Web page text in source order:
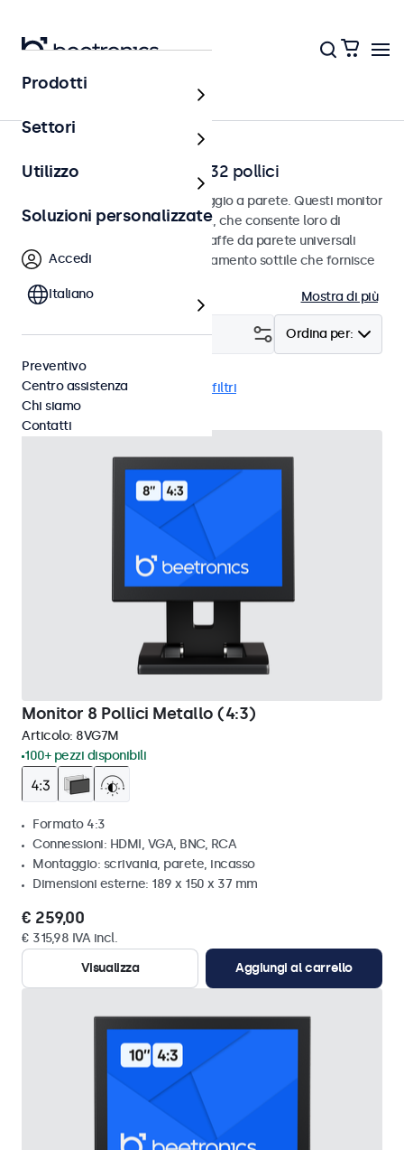
Home
Monitor a parete da 7 a 32 pollici
Monitor progettati per il montaggio a parete. Questi monitor
sono dotati di connessione VESA, che consente loro di
essere facilmente montati su staffe da parete universali
VESA. I monitor hanno un alloggiamento sottile che fornisce
Mostra di più
Ordina per:
Filtro (6)
Parete 4:3 / 5:4 Cancella i filtri
Monitor 8 Pollici Metallo (4:3)
Articolo: 8VG7M
100+ pezzi disponibili
Formato 4:3
Connessioni: HDMI, VGA, BNC, RCA
Montaggio: scrivania, parete, incasso
Dimensioni esterne: 189 x 150 x 37 mm
€ 259,00
€ 315,98 IVA incl.
Visualizza
Aggiungi al carrello
Prodotti
Settori
Utilizzo
Soluzioni personalizzate
Accedi
Italiano
Preventivo
Centro assistenza
Chi siamo
Contatti